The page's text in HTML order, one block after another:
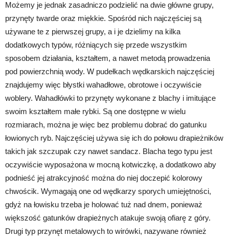
Możemy je jednak zasadniczo podzielić na dwie główne grupy,
przynęty twarde oraz miękkie. Spośród nich najczęściej są
używane te z pierwszej grupy, a i je dzielimy na kilka
dodatkowych typów, różniących się przede wszystkim
sposobem działania, kształtem, a nawet metodą prowadzenia
pod powierzchnią wody. W pudełkach wędkarskich najczęściej
znajdujemy więc błystki wahadłowe, obrotowe i oczywiście
woblery. Wahadłówki to przynęty wykonane z blachy i imitujące
swoim kształtem małe rybki. Są one dostępne w wielu
rozmiarach, można je więc bez problemu dobrać do gatunku
łowionych ryb. Najczęściej używa się ich do połowu drapieżników
takich jak szczupak czy nawet sandacz. Blacha tego typu jest
oczywiście wyposażona w mocną kotwiczkę, a dodatkowo aby
podnieść jej atrakcyjność można do niej doczepić kolorowy
chwościk. Wymagają one od wędkarzy sporych umiejętności,
gdyż na łowisku trzeba je holować tuż nad dnem, ponieważ
większość gatunków drapieżnych atakuje swoją ofiarę z góry.
Drugi typ przynęt metalowych to wirówki, nazywane również